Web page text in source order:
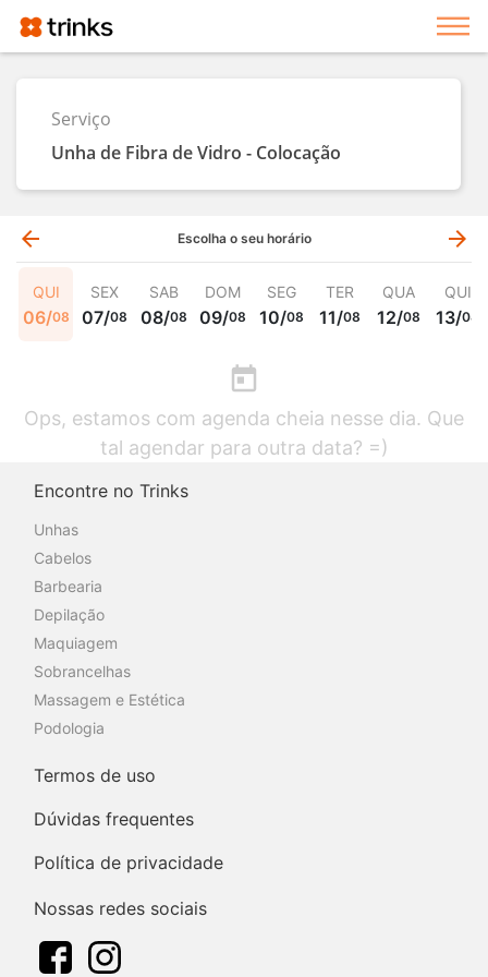
Serviço
Unha de Fibra de Vidro - Colocação
arrow_back Escolha o seu horário arrow_forward
QUI
06/08
SEX
07/08
SAB
08/08
DOM
09/08
SEG
10/08
TER
11/08
QUA
12/08
QUI
13/08
today
Ops, estamos com agenda cheia nesse dia. Que
tal agendar para outra data? =)
Encontre no Trinks
Unhas
Cabelos
Barbearia
Depilação
Maquiagem
Sobrancelhas
Massagem e Estética
Podologia
Termos de uso
Dúvidas frequentes
Política de privacidade
Nossas redes sociais